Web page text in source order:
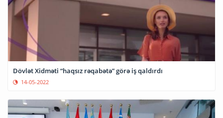
Dövlət Xidməti “haqsız rəqabətə” görə iş qaldırdı
14-05-2022